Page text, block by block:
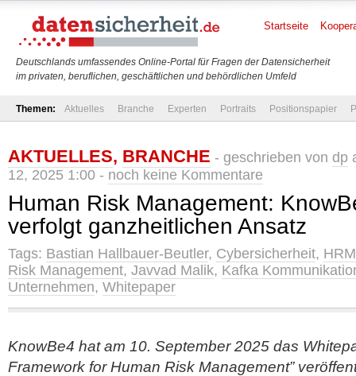
Deutschlands umfassendes Online-Portal für Fragen der Datensicherheit
im privaten, beruflichen, geschäftlichen und behördlichen Umfeld
Startseite
Themen: Aktuelles Branche Experten Portraits Positionspapier
AKTUELLES, BRANCHE - geschrieben von dp
12, 2025 1:00 - noch keine Kommentare
Human Risk Management:
verfolgt ganzheitlichen Ansatz
Tags: Bastian Hallbauer-Beutler, Cybersicherheit,
Risk Management, Javvad Malik, Kafka
Unternehmen, Whitepaper
KnowBe4 hat am 10. September 2025 das
Framework for Human Risk Management”